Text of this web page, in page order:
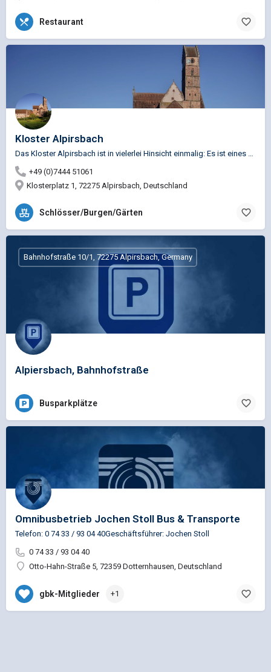
Restaurant
Kloster Alpirsbach
+49 (0)7444 51061
Klosterplatz 1, 72275 Alpirsbach, Deutschland
Schlösser/Burgen/Gärten
Alpiersbach, Bahnhofstraße
Bahnhofstraße 10/1, 72275 Alpirsbach, Germany
Busparkplätze
Omnibusbetrieb Jochen Stoll Bus & Transporte
Telefon: 0 74 33 / 93 04 40Geschäftsführer: Jochen Stoll
0 74 33 / 93 04 40
Otto-Hahn-Straße 5, 72359 Dotternhausen, Deutschland
gbk-Mitglieder +1